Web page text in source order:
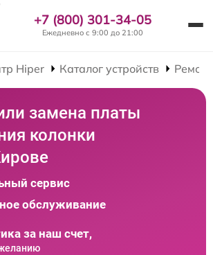
+7 (800) 301-34-05
Ежедневно с 9:00 до 21:00
Hiper Каталог устройств
замена платы
колонки
сервис
обслуживание
за наш счет,